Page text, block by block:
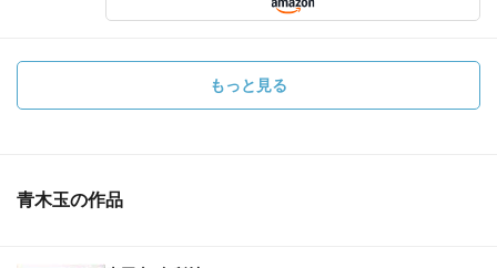
もっと見る
青木玉の作品